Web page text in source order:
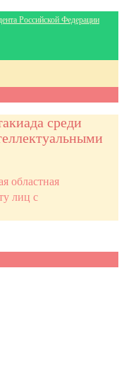
Российской Федерации
среди
областная
лиц с